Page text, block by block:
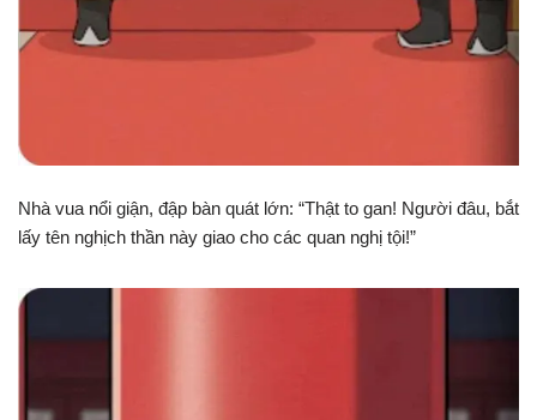
Nhà vua nổi giận, đập bàn quát lớn: “Thật to gan! Người đâu, bắt
lấy tên nghịch thần này giao cho các quan nghị tội!”